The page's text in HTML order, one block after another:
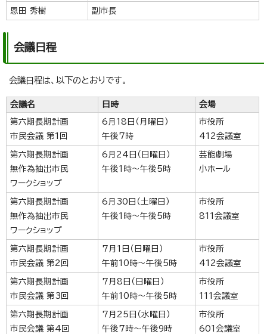
恩田 秀樹 副市長
会議日程
会議日程は、以下のとおりです。
会議名 日時 会場
第六期長期計画
市民会議 第1回
6月18日（月曜日）
午後7時
市役所
412会議室
第六期長期計画
無作為抽出市民
ワークショップ
6月24日（日曜日）
午後1時～午後5時
芸能劇場
小ホール
第六期長期計画
無作為抽出市民
ワークショップ
6月30日（土曜日）
午後1時～午後5時
市役所
811会議室
第六期長期計画
市民会議 第2回
7月1日（日曜日）
午前10時～午後5時
市役所
412会議室
第六期長期計画
市民会議 第3回
7月8日（日曜日）
午前10時～午後5時
市役所
111会議室
第六期長期計画
市民会議 第4回
7月25日（水曜日）
午後7時～午後9時
市役所
601会議室